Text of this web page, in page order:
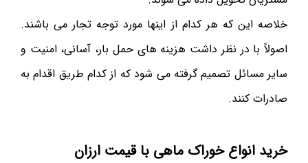
خلاصه این که هر کدام از اینها مورد توجه تجار می باشند.
اصولاً با در نظر داشت هزینه های حمل بار، آسانی، امنیت و
سایر مسائل تصمیم گرفته می شود که از کدام طریق اقدام به
صادرات کنند.
خرید انواع خوراک ماهی با قیمت ارزان